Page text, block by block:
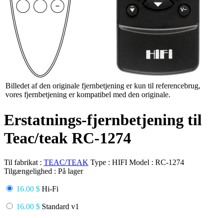
Billedet af den originale fjernbetjening er kun til referencebrug,
vores fjernbetjening er kompatibel med den originale.
Erstatnings-fjernbetjening til
Teac/teak RC-1274
Til fabrikat : TEAC/TEAK Type : HIFI Model : RC-1274
Tilgængelighed : På lager
16.00 $ Hi-Fi
16.00 $ Standard v1